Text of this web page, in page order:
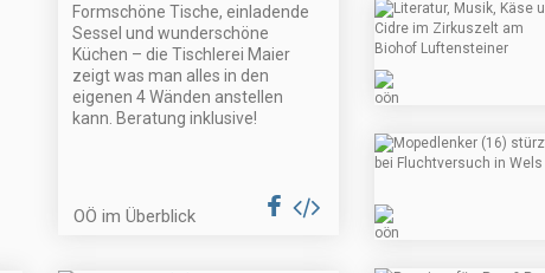
Formschöne Tische, einladende
Sessel und wunderschöne
Küchen – die Tischlerei Maier
zeigt was man alles in den
eigenen 4 Wänden anstellen
kann. Beratung inklusive!
OÖ im Überblick